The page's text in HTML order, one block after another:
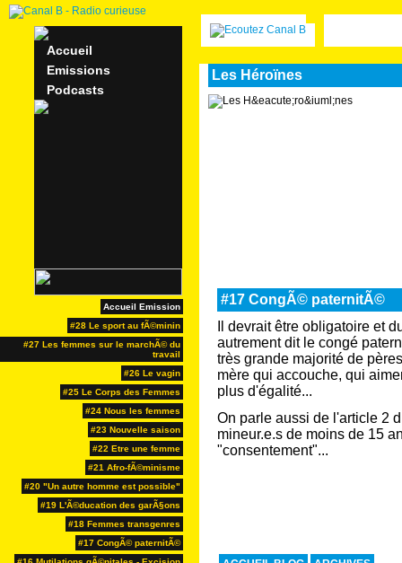
Accueil
Emissions
Podcasts
Accueil Emission
#28 Le sport au fÃ©minin
#27 Les femmes sur le marchÃ© du
travail
#26 Le vagin
#25 Le Corps des Femmes
#24 Nous les femmes
#23 Nouvelle saison
#22 Etre une femme
#21 Afro-fÃ©minisme
#20 "Un autre homme est possible"
#19 L'Ã©ducation des garÃ§ons
#18 Femmes transgenres
#17 CongÃ© paternitÃ©
Les Héroïnes
#17 CongÃ© paternitÃ©
Il devrait être obligatoire et
autrement dit le congé
très grande majorité de
mère qui accouche, qui
plus d'égalité...
On parle aussi de l'article 2
mineur.e.s de moins de 15
"consentement"...